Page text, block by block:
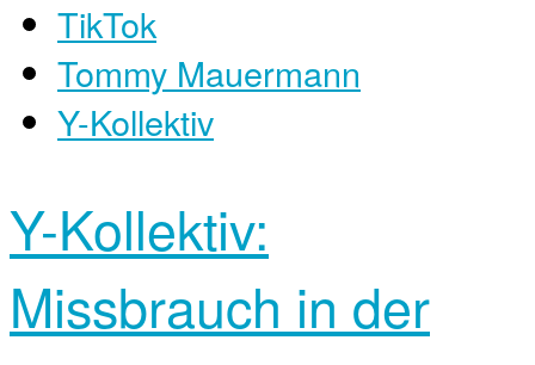
TikTok
Tommy Mauermann
Y-Kollektiv
Y-Kollektiv:
Missbrauch in der